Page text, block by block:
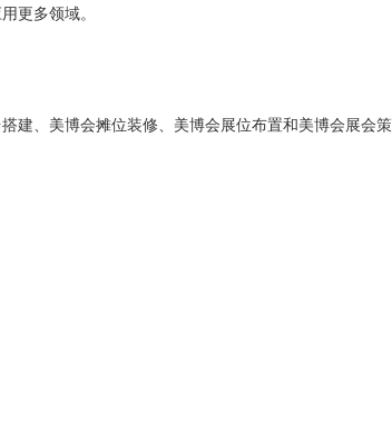
更多领域。
、美博会摊位装修、美博会展位布置和美博会展会